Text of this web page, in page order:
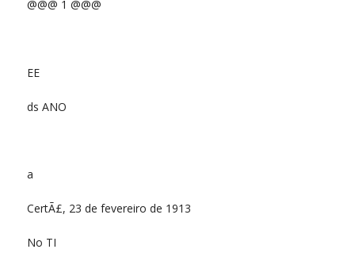
@@@ 1 @@@
EE
ds ANO
a
CertÃ£, 23 de fevereiro de 1913
No TI